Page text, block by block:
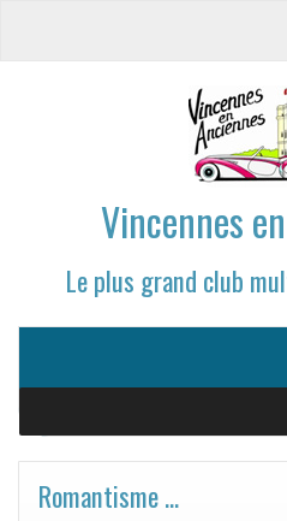
Vincennes
Le plus grand club
Romantisme …